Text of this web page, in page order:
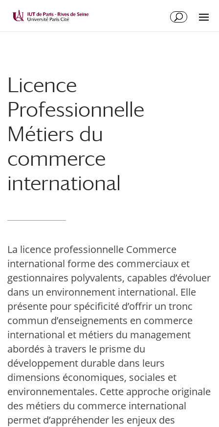
Licence
Professionnelle
Métiers du
commerce
international
La licence professionnelle Commerce
international forme des commerciaux et
gestionnaires polyvalents, capables d’évoluer
dans un environnement international. Elle
présente pour spécificité d’offrir un tronc
commun d’enseignements en commerce
international et métiers du management
abordés à travers le prisme du
développement durable dans leurs
dimensions économiques, sociales et
environnementales. Cette approche originale
des métiers du commerce international
permet d’appréhender les enjeux des